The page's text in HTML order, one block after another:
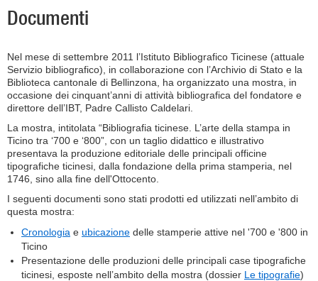
Documenti
Nel mese di settembre 2011 l’Istituto Bibliografico Ticinese (attuale
Servizio bibliografico), in collaborazione con l’Archivio di Stato e la
Biblioteca cantonale di Bellinzona, ha organizzato una mostra, in
occasione dei cinquant’anni di attività bibliografica del fondatore e
direttore dell’IBT, Padre Callisto Caldelari.
La mostra, intitolata “Bibliografia ticinese. L’arte della stampa in
Ticino tra ‘700 e ‘800”, con un taglio didattico e illustrativo
presentava la produzione editoriale delle principali officine
tipografiche ticinesi, dalla fondazione della prima stamperia, nel
1746, sino alla fine dell'Ottocento.
I seguenti documenti sono stati prodotti ed utilizzati nell’ambito di
questa mostra:
Cronologia e ubicazione delle stamperie attive nel '700 e '800 in
Ticino
Presentazione delle produzioni delle principali case tipografiche
ticinesi, esposte nell’ambito della mostra (dossier Le tipografie)